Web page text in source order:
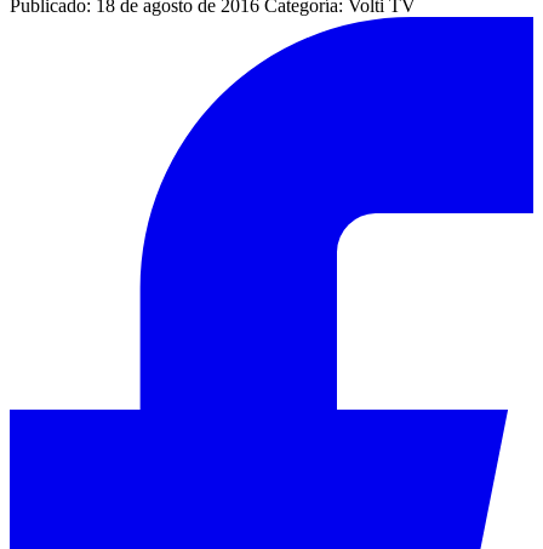
Publicado: 18 de agosto de 2016 Categoría: Volti TV